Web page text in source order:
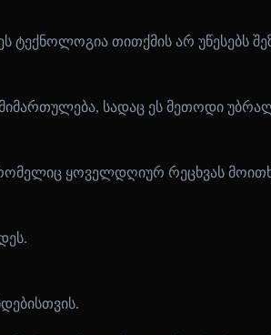
ტექნოლოგია თითქმის არ უწესებს
მიმართულება, სადაც ეს მეთოდი
ყოველდღიურ რეცხვას